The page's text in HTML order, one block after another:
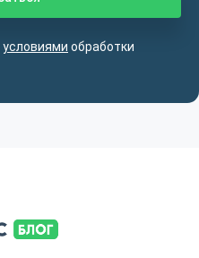
условиями обработки